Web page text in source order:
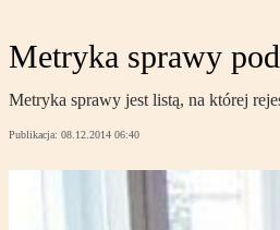
Metryka sprawy
Metryka sprawy jest listą, na której
Publikacja: 08.12.2014 06:40